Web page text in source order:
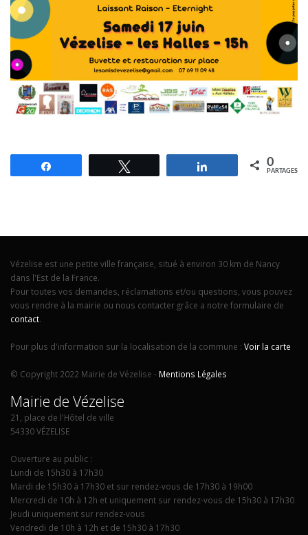
Partagez 0
PARTAGES
Vézelise est une petite ville française, situé à environ 30 km de Nancy
dans l'Est de la France.
Pour toutes vos demandes, réclamations et/ou questions, vous pouvez
vous rendre à la mairie ou nous contacter grâce a notre formulaire de
contact.
Pour plus d'information sur la localisation de la commune : Voir la carte
© Copyright 2022 Mairie de Vézelise - Mentions Légales
Mairie de Vézelise
21, place de l'Hôtel de ville
54330 VÉZELISE
Ouverture au public :
Lundi de 15h30 à 17h30
Mardi de 15h30 à 17h30 et sur rendez-vous de 17h30 à 19h00
Mercredi de 10h à 12h et uniquement sur rendez-vous de 15h30 à 17h30
Jeudi uniquement sur rendez-vous
Vendredi de 10h à 12h et de 15h30 à 17h30